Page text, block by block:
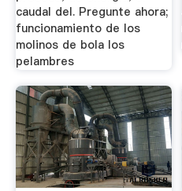
caudal del. Pregunte ahora;
funcionamiento de los
molinos de bola los
pelambres